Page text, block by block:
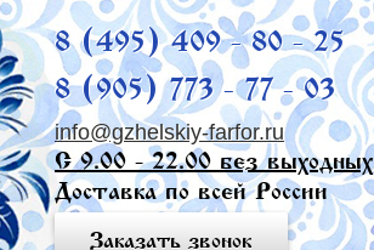
8 (495) 409 - 80 - 25
8 (905) 773 - 77 - 03
info@gzhelskiy-farfor.ru
С 9.00 - 22.00 без выходных
Доставка по всей России
Заказать звонок